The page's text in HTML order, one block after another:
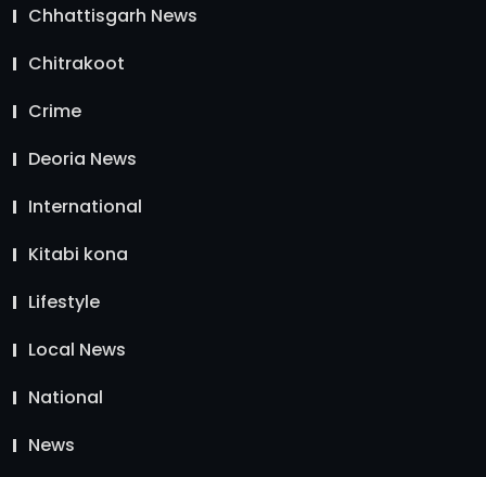
Chhattisgarh News
Chitrakoot
Crime
Deoria News
International
Kitabi kona
Lifestyle
Local News
National
News